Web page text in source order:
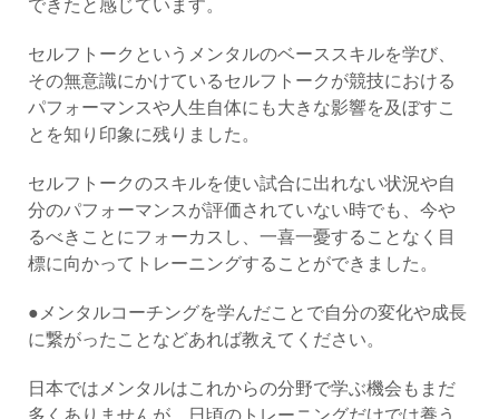
できたと感じています。
セルフトークというメンタルのベーススキルを学び、
その無意識にかけているセルフトークが競技における
パフォーマンスや人生自体にも大きな影響を及ぼすこ
とを知り印象に残りました。
セルフトークのスキルを使い試合に出れない状況や自
分のパフォーマンスが評価されていない時でも、今や
るべきことにフォーカスし、一喜一憂することなく目
標に向かってトレーニングすることができました。
●メンタルコーチングを学んだことで自分の変化や成長
に繋がったことなどあれば教えてください。
日本ではメンタルはこれからの分野で学ぶ機会もまだ